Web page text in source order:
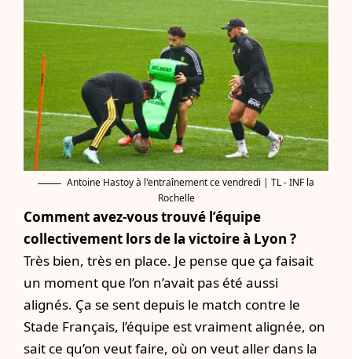
Antoine Hastoy à l'entraînement ce vendredi | TL - INF la
Rochelle
Comment avez-vous trouvé l’équipe
collectivement lors de la victoire à Lyon ?
Très bien, très en place. Je pense que ça faisait
un moment que l’on n’avait pas été aussi
alignés. Ça se sent depuis le match contre le
Stade Français, l’équipe est vraiment alignée, on
sait ce qu’on veut faire, où on veut aller dans la